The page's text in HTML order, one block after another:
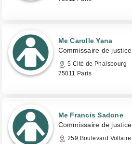
Me Carolle Yana
Commissaire de justice
5 Cité de Phalsbourg
75011 Paris
Me Francis Sadone
Commissaire de justice
259 Boulevard Voltaire